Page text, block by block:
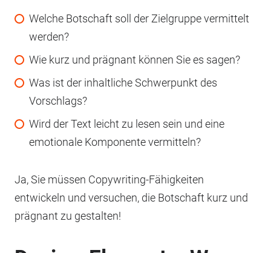
Welche Botschaft soll der Zielgruppe vermittelt
werden?
Wie kurz und prägnant können Sie es sagen?
Was ist der inhaltliche Schwerpunkt des
Vorschlags?
Wird der Text leicht zu lesen sein und eine
emotionale Komponente vermitteln?
Ja, Sie müssen Copywriting-Fähigkeiten
entwickeln und versuchen, die Botschaft kurz und
prägnant zu gestalten!